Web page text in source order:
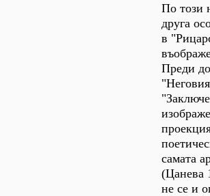
По този
друга
в
Преди
самата
(Цанева
не се и